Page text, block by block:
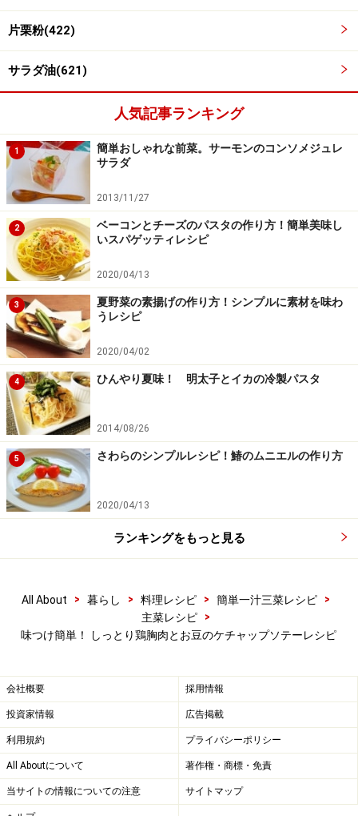
ワンポイントアドバイス
鶏胸肉は加熱すると硬くなりやすいですが、薄くそぎ切
りにして、片栗粉をまぶしてから焼くことで旨みと油を
閉じ込め、しっとりと柔らかく仕上げます。
※記事内容は執筆時点のものです。最新の内容をご確認くださ
い。
※衛生面および保存状態に起因して食中毒や体調不良を引き起こ
す場合があります。必ず清潔な状態で、正しい方法で行い、なる
べく早めにお召し上がりください。また、持ち運びの際は保存方
法に注意してください。
【編集部おすすめの購入サイト】
Amazonで人気レシピの書籍をチェック！
楽天市場で人気レシピの書籍をチェック！
片栗粉(422)
サラダ油(621)
人気記事ランキング
1
簡単おしゃれな前菜。サーモンのコンソメジュレ
サラダ
2013/11/27
2
ベーコンとチーズのパスタの作り方！簡単美味し
いスパゲッティレシピ
2020/04/13
3
夏野菜の素揚げの作り方！シンプルに素材を味わ
うレシピ
2020/04/02
4 ひんやり夏味！ 明太子とイカの冷製パスタ
2014/08/26
5 さわらのシンプルレシピ！鰆のムニエルの作り方
2020/04/13
ランキングをもっと見る
All About > 暮らし > 料理レシピ > 簡単一汁三菜レシピ
>
主菜レシピ
>
味つけ簡単！ しっとり鶏胸肉とお豆のケチャップソテーレシピ
会社概要 採用情報
投資家情報 広告掲載
利用規約 プライバシーポリシー
All Aboutについて 著作権・商標・免責
当サイトの情報についての注意 サイトマップ